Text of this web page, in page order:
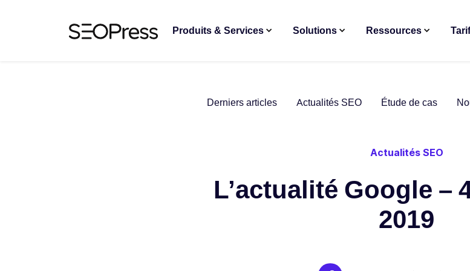
Produits & Services Solutions Ressources
Derniers articles Actualités SEO Étude de cas
Actualités SEO
L’actualité Google –
2019